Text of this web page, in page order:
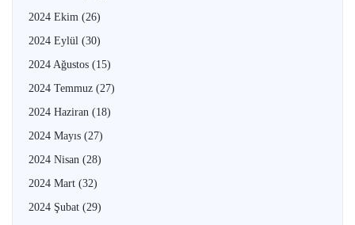
2024 Ekim (26)
2024 Eylül (30)
2024 Ağustos (15)
2024 Temmuz (27)
2024 Haziran (18)
2024 Mayıs (27)
2024 Nisan (28)
2024 Mart (32)
2024 Şubat (29)